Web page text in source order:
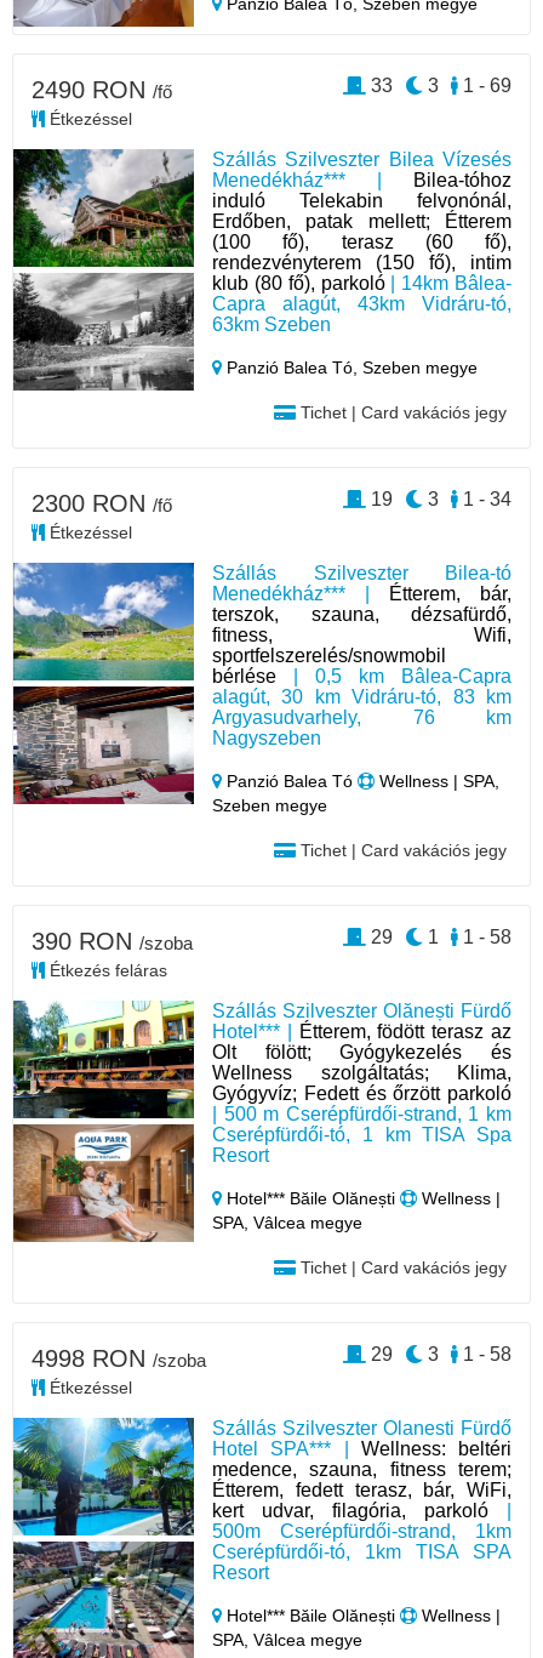
Szállás Szilveszter Bilea Vízesés
Menedékház*** |
Bilea-tóhoz
induló Telekabin felvonónál,
Erdőben, patak mellett; Étterem
(100 fő), terasz (60 fő),
rendezvényterem (150 fő), intim
klub (80 fő), parkoló| 14km Bâlea-
Capra alagút, 43km Vidráru-tó,
63km Szeben
Panzió Balea Tó,Szeben megye
Tichet | Card vakációs jegy
2490 RON /fő
Étkezéssel
1 - 69
3
33
Szállás Szilveszter Bilea-tó
Menedékház*** |
Étterem, bár,
terszok, szauna, dézsafürdő,
fitness, Wifi,
sportfelszerelés/snowmobil
bérlése | 0,5 km Bâlea-Capra
alagút, 30 km Vidráru-tó, 83 km
Argyasudvarhely, 76 km
Nagyszeben
Panzió Balea Tó
Wellness | SPA,
Szeben megye
Tichet | Card vakációs jegy
2300 RON /fő
Étkezéssel
1 - 34
3
19
Szállás Szilveszter Olănești Fürdő
Hotel*** |
Étterem, födött terasz az
Olt fölött; Gyógykezelés és
Wellness szolgáltatás; Klima,
Gyógyvíz; Fedett és őrzött parkoló
| 500 m Cserépfürdői-strand, 1 km
Cserépfürdői-tó, 1 km TISA Spa
Resort
Hotel*** Băile Olănești
Wellness |
SPA, Vâlcea megye
Tichet | Card vakációs jegy
390 RON /szoba
Étkezés feláras
1 - 58
1
29
Szállás Szilveszter Olanesti Fürdő
Hotel SPA*** | Wellness: beltéri
medence, szauna, fitness terem;
Étterem, fedett terasz, bár, WiFi,
kert udvar, filagória, parkoló
500m Cserépfürdői-strand, 1km
Cserépfürdői-tó, 1km TISA SPA
Resort
Hotel*** Băile Olănești
Wellness |
SPA, Vâlcea megye
4998 RON /szoba
Étkezéssel
1 - 58
3
29